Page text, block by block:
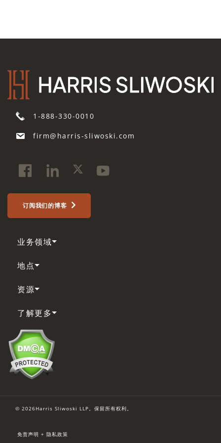
1-888-330-0010
firm@harris-sliwoski.com
订阅我们的博客
业务领域
地点
资源
了解更多
© 2026Harris Sliwoski LLP。保留所有权利。
免责声明 + 隐私政策